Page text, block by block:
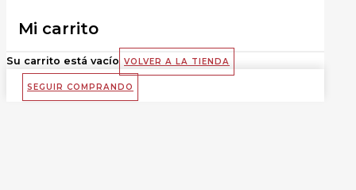
Mi carrito
Su carrito está vacío VOLVER A LA TIENDA
SEGUIR COMPRANDO